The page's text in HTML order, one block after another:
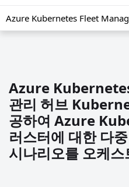
Azure Kubernetes Fleet
Azure
관리 허브
공하여 Azure
러스터에 대한 다
시나리오를 오케